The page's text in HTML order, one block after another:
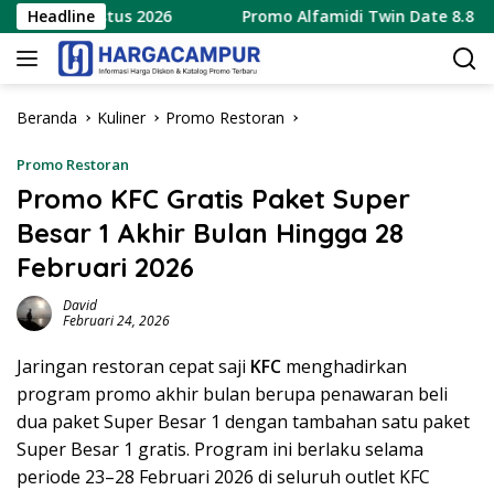
Langsung
ke
konten
Headline
9 Agustus 2026 Promo Alfamidi Twin Date 8.8
Beranda Kuliner Promo Restoran
Promo Restoran
Promo KFC Gratis Paket Super
Besar 1 Akhir Bulan Hingga 28
Februari 2026
David
Februari 24, 2026
Jaringan restoran cepat saji KFC menghadirkan
program promo akhir bulan berupa penawaran beli
dua paket Super Besar 1 dengan tambahan satu paket
Super Besar 1 gratis. Program ini berlaku selama
periode 23–28 Februari 2026 di seluruh outlet KFC